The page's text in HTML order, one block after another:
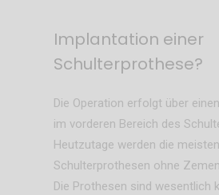
Implantation einer
Schulterprothese?
Die Operation erfolgt über
im vorderen Bereich des
Heutzutage werden die meisten
Schulterprothesen ohne
Die Prothesen sind wesentlich